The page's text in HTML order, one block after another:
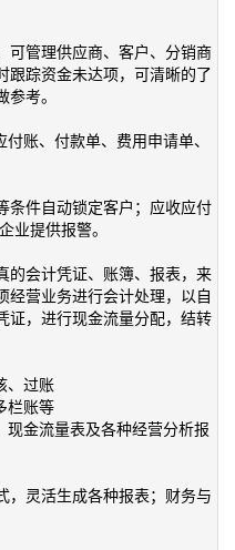
可管理供应商、客户、分销商
跟踪资金未达项，可清晰的了
考。
账、付款单、费用申请单、
条件自动锁定客户；应收应付
业提供报警。
的会计凭证、账簿、报表，来
经营业务进行会计处理，以自
证，进行现金流量分配，结转
、过账
栏账等
金流量表及各种经营分析报
，灵活生成各种报表；财务与